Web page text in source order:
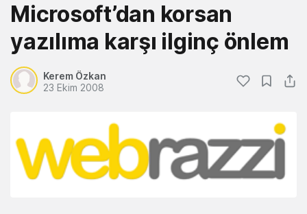
Microsoft’dan korsan
yazılıma karşı ilginç önlem
Kerem Özkan
23 Ekim 2008